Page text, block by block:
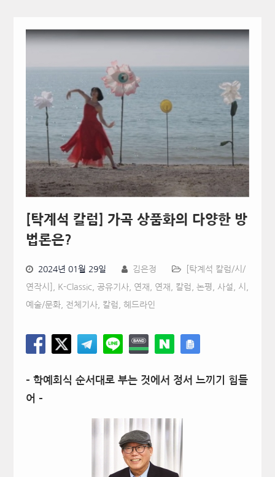
[탁계석 칼럼] 가곡 상품화의 다양한 방
법론은?
2024년 01월 29일 김은정 [탁계석 칼럼/시/
연작시] K-Classic, 공유기사, 연재 연재, 칼럼, 논평, 사설, 시
예술/문화, 전체기사, 칼럼 헤드라인
– 학예회식 순서대로 부는 것에서 정서 느끼기 힘들
어 –